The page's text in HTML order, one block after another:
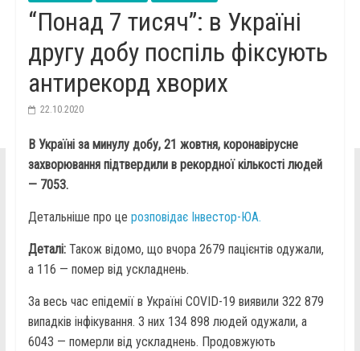
“Понад 7 тисяч”: в Україні
другу добу поспіль фіксують
антирекорд хворих
22.10.2020
В Україні за минулу добу, 21 жовтня, коронавірусне
захворювання підтвердили в рекордної кількості людей
— 7053.
Детальніше про це розповідає Інвестор-ЮА.
Деталі: Також відомо, що вчора 2679 пацієнтів одужали,
а 116 — помер від ускладнень.
За весь час епідемії в Україні COVID-19 виявили 322 879
випадків інфікування. З них 134 898 людей одужали, а
6043 — померли від ускладнень. Продовжують